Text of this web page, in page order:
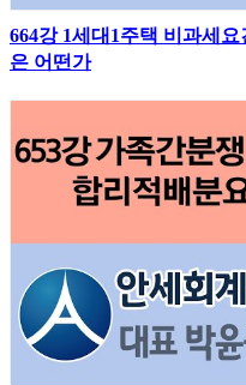
664강 1세대1주택 비과세
은 어떤가